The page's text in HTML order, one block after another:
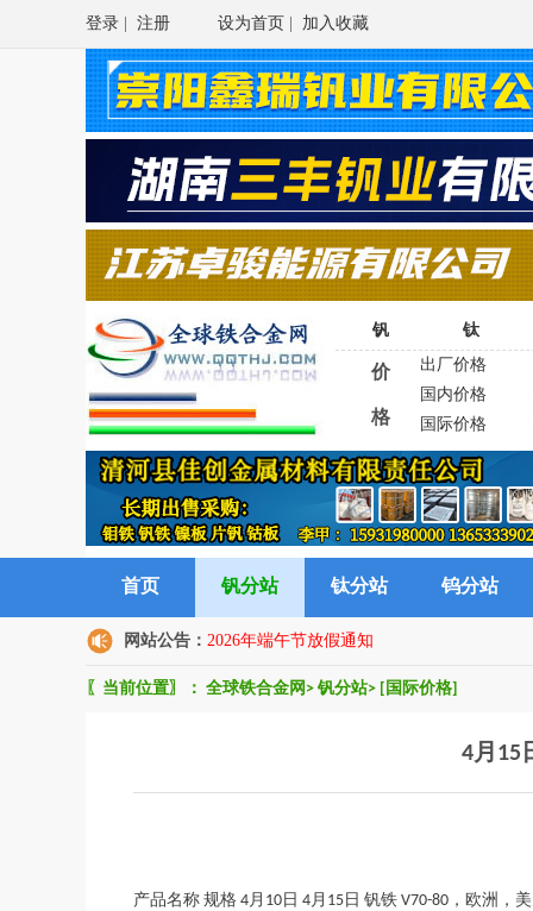
登录 注册 设为首页 加入收藏
钒 钛
价
格
出厂价格
国内价格
国际价格
首页 钒分站 钛分站 钨分站
网站公告： 2026年端午节放假通知
〖当前位置〗： 全球铁合金网 > 钒分站> [国际价格]
4月15
产品名称 规格 4月10日 4月15日 钒铁 V70-80，欧洲，美